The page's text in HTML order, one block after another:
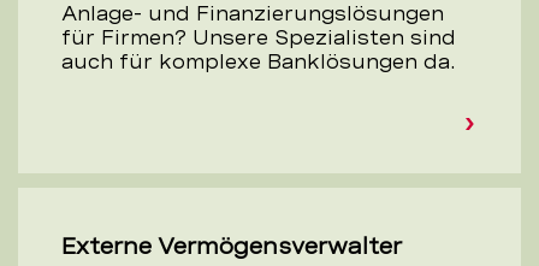
Anlage- und Finanzierungs­lösungen
für Firmen? Unsere Spezialisten sind
auch für komplexe Banklösungen da.
Externe Vermögens­verwalter